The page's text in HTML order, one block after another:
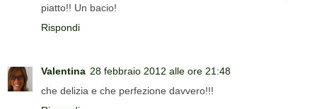
piatto!! Un bacio!
Rispondi
Valentina 28 febbraio 2012 alle ore 21:48
che delizia e che perfezione davvero!!!